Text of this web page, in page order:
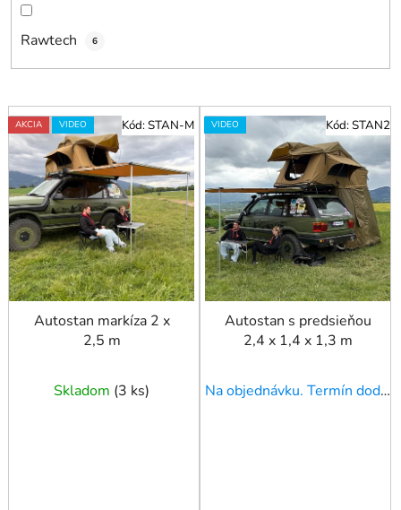
o
Rawtech 6
V
ý
p
i
s
p
r
o
d
AKCIA VIDEO
Autostan markíza 2 x
2,5 m
Skladom (3 ks)
Kód:STAN-M VIDEO
Autostan s predsieňou
2,4 x 1,4 x 1,3 m
Na objednávku. Termín dodania upresníme!
Kód:STAN2